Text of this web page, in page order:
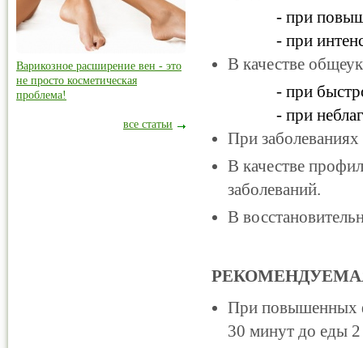
- при
- при
В качестве
- при быстрой
- при
При
В качестве
заболеваний.
В
При повышенных
30 минут до еды 2
Варикозное расширение вен - это
не просто косметическая
проблема!
все статьи